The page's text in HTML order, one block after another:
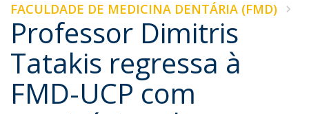
FACULDADE DE MEDICINA DENTÁRIA (FMD)
Professor Dimitris
Tatakis regressa à
FMD-UCP com